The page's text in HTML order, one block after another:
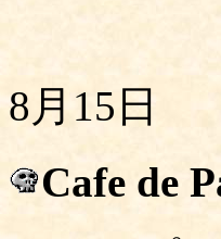
8月15日
Cafe de